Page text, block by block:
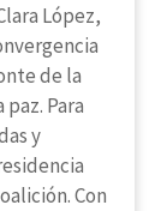
López,
de la
Para
y
Con